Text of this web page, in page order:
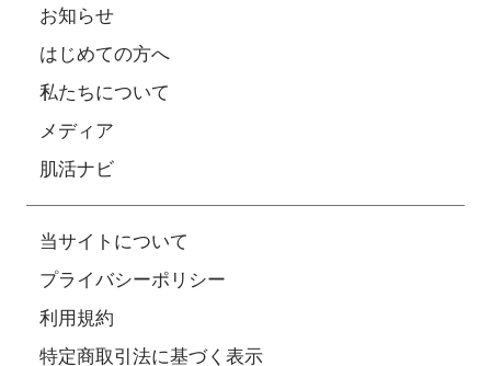
お知らせ
はじめての方へ
私たちについて
メディア
肌活ナビ
当サイトについて
プライバシーポリシー
利用規約
特定商取引法に基づく表示